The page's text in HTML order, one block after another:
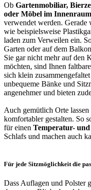
Ob Gartenmobiliar,
oder Möbel im
verwendet werden. Gerade
wie beispielsweise
laden zum Verweilen ein.
Garten oder auf dem
Sie gar nicht mehr auf den
möchten, sind Ihnen
sich klein
unbequeme Bänke und
angenehmer und bieten
Auch gemütlich Orte
komfortabler gestalten. So
für einen Temperatur- und
Schlafs und machen auch
Für jede Sitzmöglichkeit die
Dass Auflagen und Polster